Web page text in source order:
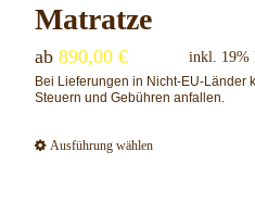
Matratze
ab 890,00 € inkl. 19%
Bei Lieferungen in Nicht-EU-Länder
Steuern und Gebühren anfallen.
Ausführung wählenDieses